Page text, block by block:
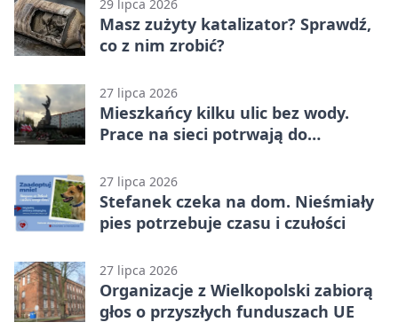
29 lipca 2026
Masz zużyty katalizator? Sprawdź,
co z nim zrobić?
27 lipca 2026
Mieszkańcy kilku ulic bez wody.
Prace na sieci potrwają do
27 lipca 2026
Stefanek czeka na dom. Nieśmiały
pies potrzebuje czasu i czułości
27 lipca 2026
Organizacje z Wielkopolski zabiorą
głos o przyszłych funduszach UE